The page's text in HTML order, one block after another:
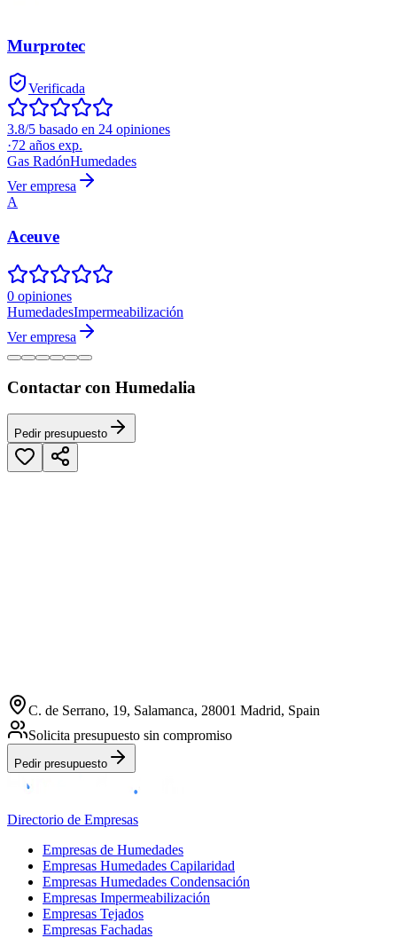
Murprotec
Verificada
3.8/5 basado en 24 opiniones
·72 años exp.
Gas RadónHumedades
Ver empresa
A
Aceuve
0 opiniones
HumedadesImpermeabilización
Ver empresa
Contactar con Humedalia
Pedir presupuesto
C. de Serrano, 19, Salamanca, 28001 Madrid, Spain
Solicita presupuesto sin compromiso
Pedir presupuesto
Directorio de Empresas
Empresas de Humedades
Empresas Humedades Capilaridad
Empresas Humedades Condensación
Empresas Impermeabilización
Empresas Tejados
Empresas Fachadas